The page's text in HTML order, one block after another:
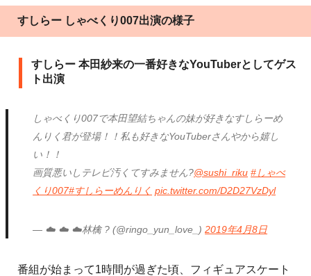
すしらー しゃべくり007出演の様子
すしらー 本田紗来の一番好きなYouTuberとしてゲス
ト出演
しゃべくり007で本田望結ちゃんの妹が好きなすしらーめ
んりく君が登場！！私も好きなYouTuberさんやから嬉し
い！！
画質悪いしテレビ汚くてすみません?@sushi_riku #しゃべ
くり007#すしらーめんりく pic.twitter.com/D2D27VzDyl
— ☁️ ☁️ ☁️ㅤㅤㅤㅤㅤ林檎 ? (@ringo_yun_love_)2019年4月8日
番組が始まって1時間が過ぎた頃、フィギュアスケート